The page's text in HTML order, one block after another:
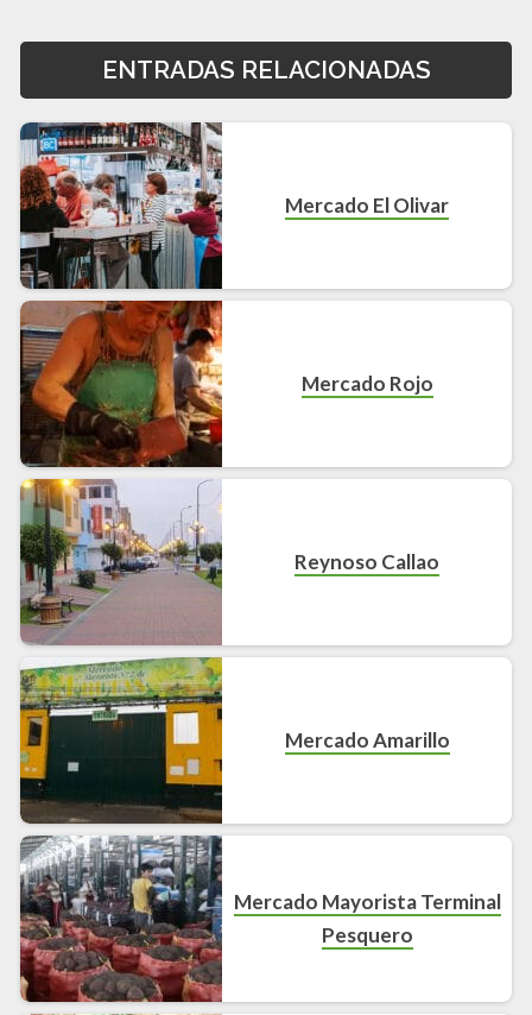
ENTRADAS RELACIONADAS
Mercado El Olivar
Mercado Rojo
Reynoso Callao
Mercado Amarillo
Mercado Mayorista Terminal
Pesquero